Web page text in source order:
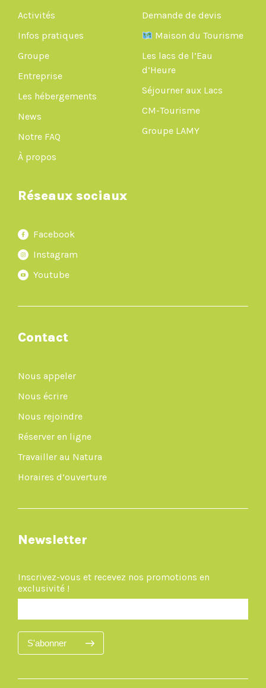
Activités
Infos pratiques
Groupe
Entreprise
Les hébergements
News
Notre FAQ
À propos
Demande de devis
Maison du Tourisme
Les lacs de l’Eau
d’Heure
Séjourner aux Lacs
CM-Tourisme
Groupe LAMY
Réseaux sociaux
Facebook
Instagram
Youtube
Contact
Nous appeler
Nous écrire
Nous rejoindre
Réserver en ligne
Travailler au Natura
Horaires d’ouverture
Newsletter
Inscrivez-vous et recevez nos promotions en
exclusivité !
S'abonner